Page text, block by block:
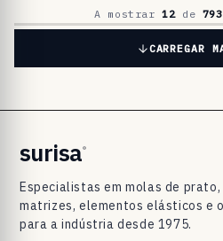
0
3
D
N
E
N
A mostrar12de 793
CARREGAR
surisa®
Especialistas em molas de
matrizes, elementos elásticos e
para a indústria desde 1975.